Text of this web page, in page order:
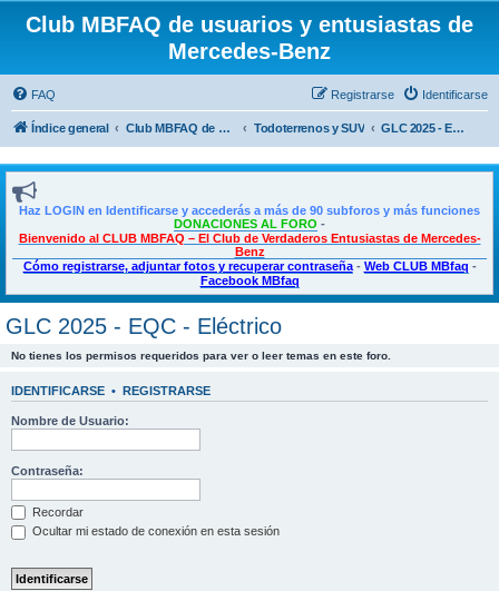
Club MBFAQ de usuarios y entusiastas de
Mercedes-Benz
FAQ Identificarse
Registrarse
Índice general Club MBFAQ de usuarios y entusiastas de Mercedes Benz Todoterrenos y SUV GLC 2025 - EQC - Eléctrico
Haz LOGIN en Identificarse y accederás a más de 90 subforos y más funciones
DONACIONES AL FORO -
Bienvenido al CLUB MBFAQ – El Club de Verdaderos Entusiastas de Mercedes-
Benz
Cómo registrarse, adjuntar fotos y recuperar contraseña- Web CLUB MBfaq -
Facebook MBfaq
GLC 2025 - EQC - Eléctrico
No tienes los permisos requeridos para ver o leer temas en este foro.
IDENTIFICARSE • REGISTRARSE
Nombre de Usuario:
Contraseña:
Recordar
Ocultar mi estado de conexión en esta sesión